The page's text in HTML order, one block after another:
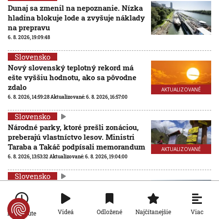
Dunaj sa zmenil na nepoznanie. Nízka
hladina blokuje lode a zvyšuje náklady
na prepravu
6. 8. 2026, 19:09:48
AKTUALIZOVANÉ
Slovensko
Nový slovenský teplotný rekord má
ešte vyššiu hodnotu, ako sa pôvodne
zdalo
6. 8. 2026, 14:59:28Aktualizované:6. 8. 2026, 16:57:00
AKTUALIZOVANÉ
Slovensko
Národné parky, ktoré prešli zonáciou,
preberajú vlastníctvo lesov. Ministri
Taraba a Takáč podpísali memorandum
6. 8. 2026, 13:53:32Aktualizované:6. 8. 2026, 19:04:00
Slovensko
zákaz kúpania. Kontroly odhalili
zvýšený výskyt baktérií
6. 8. 2026, 13:38:42
Po minúte Videá Odložené Najčítanejšie Viac